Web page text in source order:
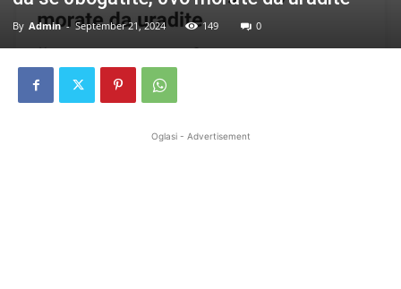
By Admin - September 21, 2024 149 0
Oglasi - Advertisement